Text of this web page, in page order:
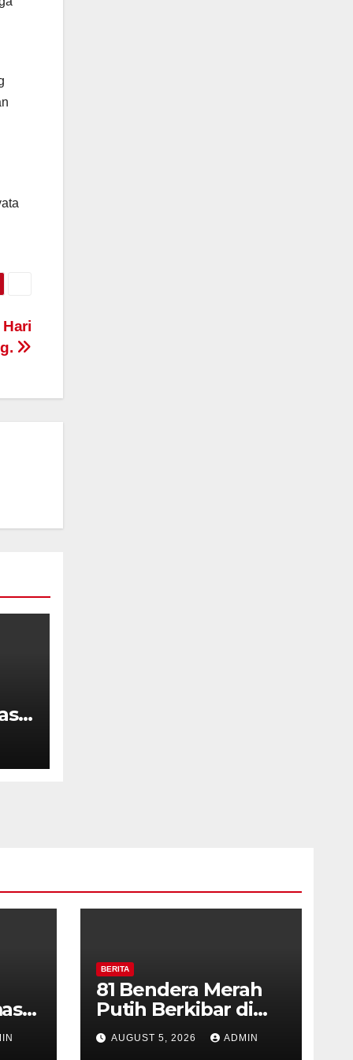
BERITA
81 Bendera Merah
Putih Berkibar di
MIN 3 Semarang,
Bhabinkamtibmas
AUGUST 5, 2026 ADMIN